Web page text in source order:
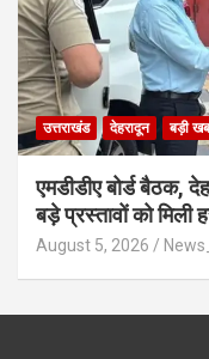
उत्तराखंड देहरादून बड़ी
एमडीडीए बोर्ड बैठक,
बड़े प्रस्तावों को मिली
August 5, 2026